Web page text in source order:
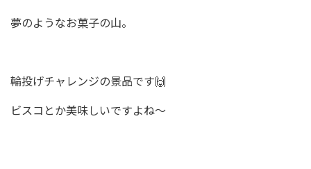
夢のようなお菓子の山。
輪投げチャレンジの景品です🙌
ビスコとか美味しいですよね〜